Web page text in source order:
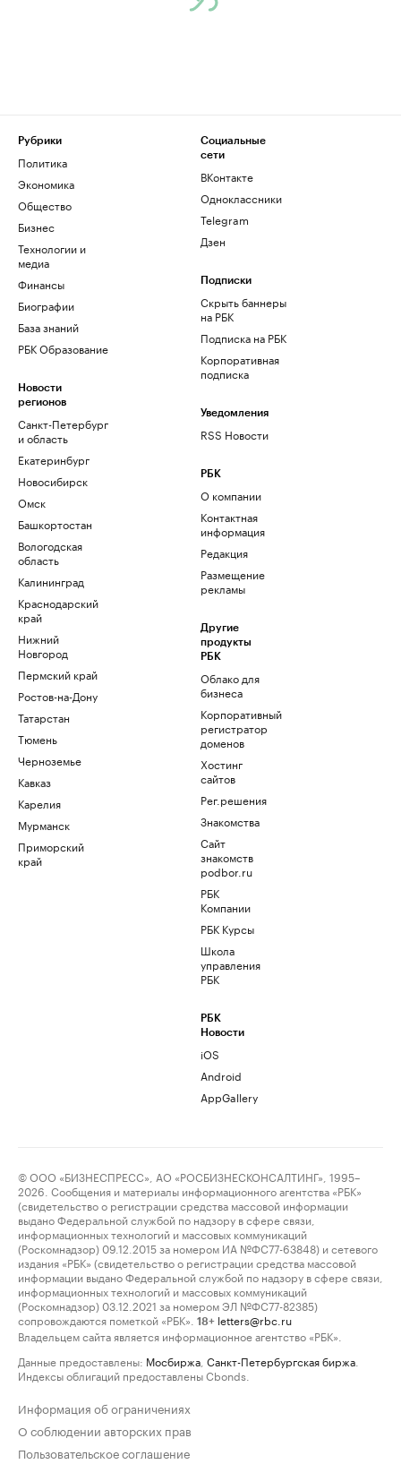
Рубрики
Политика
Экономика
Общество
Бизнес
Технологии и
медиа
Финансы
Биографии
База знаний
РБК Образование
Новости
регионов
Санкт-Петербург
и область
Екатеринбург
Новосибирск
Омск
Башкортостан
Вологодская
область
Калининград
Краснодарский
край
Нижний
Новгород
Пермский край
Ростов-на-Дону
Татарстан
Тюмень
Черноземье
Кавказ
Карелия
Мурманск
Приморский
край
Социальные
сети
ВКонтакте
Одноклассники
Telegram
Дзен
Подписки
Скрыть баннеры
на РБК
Подписка на РБК
Корпоративная
подписка
Уведомления
RSS Новости
РБК
О компании
Контактная
информация
Редакция
Размещение
рекламы
Другие
продукты
РБК
Облако для
бизнеса
Корпоративный
регистратор
доменов
Хостинг
сайтов
Рег.решения
Знакомства
Сайт
знакомств
podbor.ru
РБК
Компании
РБК Курсы
Школа
управления
РБК
РБК
Новости
iOS
Android
AppGallery
© ООО «БИЗНЕСПРЕСС», АО «РОСБИЗНЕСКОНСАЛТИНГ», 1995–
2026. Сообщения и материалы информационного агентства «РБК»
(свидетельство о регистрации средства массовой информации
выдано Федеральной службой по надзору в сфере связи,
информационных технологий и массовых коммуникаций
(Роскомнадзор) 09.12.2015 за номером ИА №ФС77-63848) и сетевого
издания «РБК» (свидетельство о регистрации средства массовой
информации выдано Федеральной службой по надзору в сфере связи,
информационных технологий и массовых коммуникаций
(Роскомнадзор) 03.12.2021 за номером ЭЛ №ФС77-82385)
сопровождаются пометкой «РБК».
18+ letters@rbc.ru
Владельцем сайта является информационное агентство «РБК».
Данные предоставлены: Мосбиржа Санкт-Петербургская биржа
Индексы облигаций предоставлены Cbonds.
Информация об ограничениях
О соблюдении авторских прав
Пользовательское соглашение